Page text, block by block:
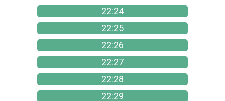
22:24
22:25
22:26
22:27
22:28
22:29